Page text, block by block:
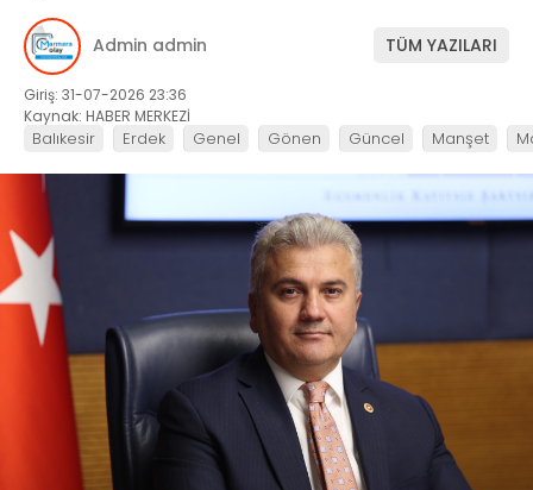
Admin admin TÜM YAZILARI
Giriş: 31-07-2026 23:36
Kaynak: HABER MERKEZİ
Balıkesir Erdek Genel Gönen Güncel Manşet